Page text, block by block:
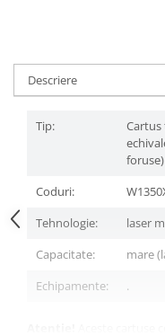
Descriere
Tip:
Coduri:
Tehnologie:
laser
Capacitate:
mare
Echipamente:
.